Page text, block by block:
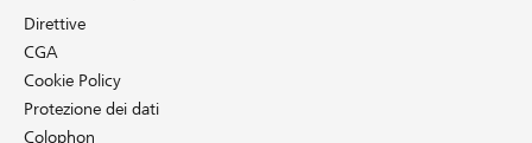
Direttive
CGA
Cookie Policy
Protezione dei dati
Colophon